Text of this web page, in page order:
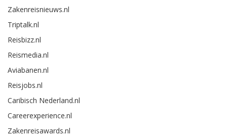
Zakenreisnieuws.nl
Triptalk.nl
Reisbizz.nl
Reismedia.nl
Aviabanen.nl
Reisjobs.nl
Caribisch Nederland.nl
Careerexperience.nl
Zakenreisawards.nl